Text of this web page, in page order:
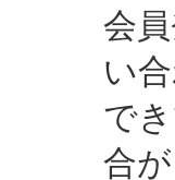
会
い
で
合